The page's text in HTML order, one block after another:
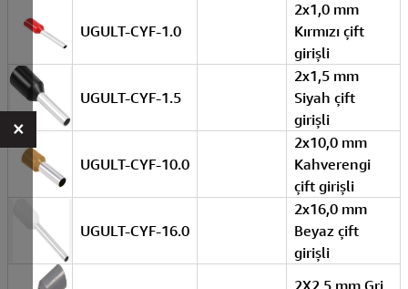
UGULT-CYF-1.0
2x1,0 mm
Kırmızı çift
girişli
UGULT-CYF-1.5
2x1,5 mm
Siyah çift
girişli
UGULT-CYF-10.0
2x10,0 mm
Kahverengi
çift girişli
UGULT-CYF-16.0
2x16,0 mm
Beyaz çift
girişli
2X2,5 mm Gri
×